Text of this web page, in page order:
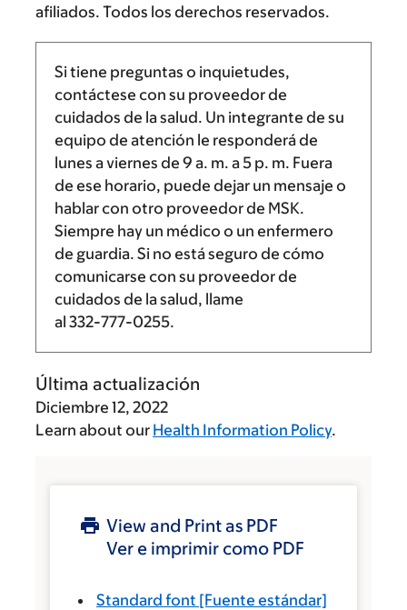
afiliados. Todos los derechos reservados.
Si tiene preguntas o inquietudes,
contáctese con su proveedor de
cuidados de la salud. Un integrante de su
equipo de atención le responderá de
lunes a viernes de 9 a. m. a5 p. m. Fuera
de ese horario, puede dejar un mensaje o
hablar con otro proveedor de MSK.
Siempre hay un médico o un enfermero
de guardia. Si no está seguro de cómo
comunicarse con su proveedor de
cuidados de la salud, llame
al 332-777-0255.
Última actualización
Diciembre 12, 2022
Learn about our Health Information Policy.
View and Print as PDF
Ver e imprimir como PDF
Standard font [Fuente estándar]